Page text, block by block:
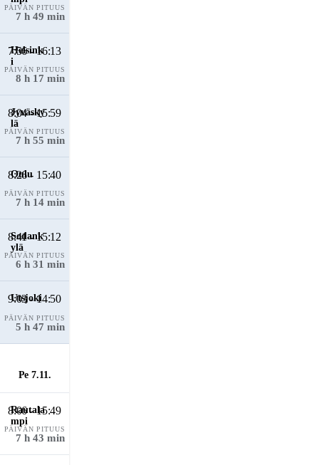
PÄIVÄN PITUUS
7 h 49 min
7:56 - 16:13
PÄIVÄN PITUUS
8 h 17 min
8:04 - 15:59
PÄIVÄN PITUUS
7 h 55 min
8:26 - 15:40
PÄIVÄN PITUUS
7 h 14 min
8:41 - 15:12
PÄIVÄN PITUUS
6 h 31 min
9:03 - 14:50
PÄIVÄN PITUUS
5 h 47 min
Pe 7.11.
8:06 - 15:49
PÄIVÄN PITUUS
7 h 43 min